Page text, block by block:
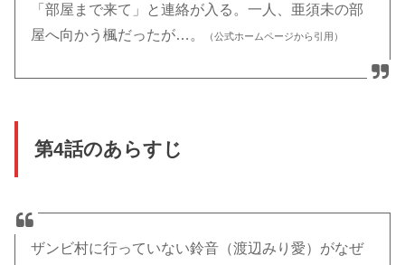
「部屋まで来て」と連絡が入る。一人、亜須未の部
屋へ向かう楓だったが…。
（公式ホームページから引用）
第4話のあらすじ
ザンビ村に行っていない鈴音（渡辺みり愛）がなぜ